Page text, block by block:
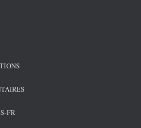
FR